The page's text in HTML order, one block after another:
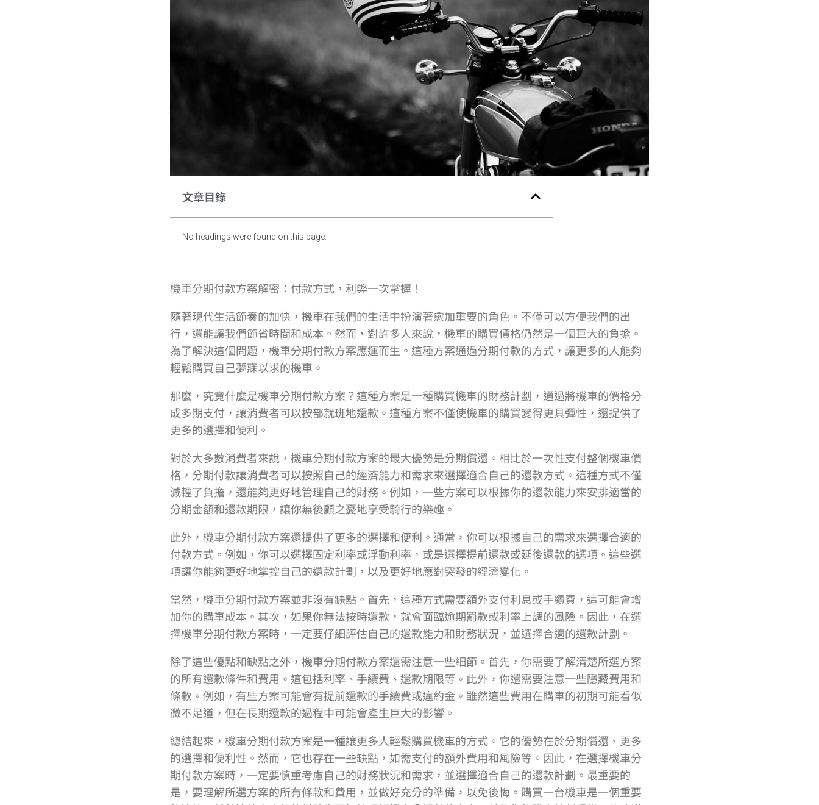
文章目錄
No headings were found on this page.
機車分期付款方案解密：付款方式，利弊一次掌握！
隨著現代生活節奏的加快，機車在我們的生活中扮演著愈加重要的角色。不僅可以方便我們的出
行，還能讓我們節省時間和成本。然而，對許多人來說，機車的購買價格仍然是一個巨大的負擔。
為了解決這個問題，機車分期付款方案應運而生。這種方案通過分期付款的方式，讓更多的人能夠
輕鬆購買自己夢寐以求的機車。
那麼，究竟什麼是機車分期付款方案？這種方案是一種購買機車的財務計劃，通過將機車的價格分
成多期支付，讓消費者可以按部就班地還款。這種方案不僅使機車的購買變得更具彈性，還提供了
更多的選擇和便利。
對於大多數消費者來說，機車分期付款方案的最大優勢是分期償還。相比於一次性支付整個機車價
格，分期付款讓消費者可以按照自己的經濟能力和需求來選擇適合自己的還款方式。這種方式不僅
減輕了負擔，還能夠更好地管理自己的財務。例如，一些方案可以根據你的還款能力來安排適當的
分期金額和還款期限，讓你無後顧之憂地享受騎行的樂趣。
此外，機車分期付款方案還提供了更多的選擇和便利。通常，你可以根據自己的需求來選擇合適的
付款方式。例如，你可以選擇固定利率或浮動利率，或是選擇提前還款或延後還款的選項。這些選
項讓你能夠更好地掌控自己的還款計劃，以及更好地應對突發的經濟變化。
當然，機車分期付款方案並非沒有缺點。首先，這種方式需要額外支付利息或手續費，這可能會增
加你的購車成本。其次，如果你無法按時還款，就會面臨逾期罰款或利率上調的風險。因此，在選
擇機車分期付款方案時，一定要仔細評估自己的還款能力和財務狀況，並選擇合適的還款計劃。
除了這些優點和缺點之外，機車分期付款方案還需注意一些細節。首先，你需要了解清楚所選方案
的所有還款條件和費用。這包括利率、手續費、還款期限等。此外，你還需要注意一些隱藏費用和
條款。例如，有些方案可能會有提前還款的手續費或違約金。雖然這些費用在購車的初期可能看似
微不足道，但在長期還款的過程中可能會產生巨大的影響。
總結起來，機車分期付款方案是一種讓更多人輕鬆購買機車的方式。它的優勢在於分期償還、更多
的選擇和便利性。然而，它也存在一些缺點，如需支付的額外費用和風險等。因此，在選擇機車分
期付款方案時，一定要慎重考慮自己的財務狀況和需求，並選擇適合自己的還款計劃。最重要的
是，要理解所選方案的所有條款和費用，並做好充分的準備，以免後悔。購買一台機車是一個重要